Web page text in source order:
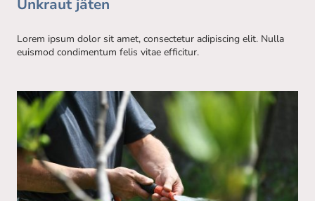
Unkraut jäten
Lorem ipsum dolor sit amet, consectetur adipiscing elit. Nulla
euismod condimentum felis vitae efficitur.